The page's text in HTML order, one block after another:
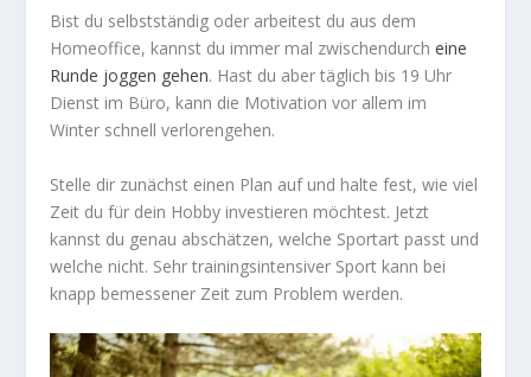
Bist du selbstständig oder arbeitest du aus dem
Homeoffice, kannst du immer mal zwischendurcheine
Runde joggen gehen. Hast du aber täglich bis 19 Uhr
Dienst im Büro, kann die Motivation vor allem im
Winter schnell verlorengehen.
Stelle dir zunächst einen Plan auf und halte fest, wie viel
Zeit du für dein Hobby investieren möchtest. Jetzt
kannst du genau abschätzen, welche Sportart passt und
welche nicht. Sehr trainingsintensiver Sport kann bei
knapp bemessener Zeit zum Problem werden.